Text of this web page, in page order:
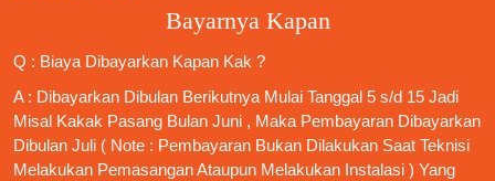
Bayarnya Kapan
Q : Biaya Dibayarkan Kapan Kak ?
A : Dibayarkan Dibulan Berikutnya Mulai Tanggal 5 s/d 15 Jadi
Misal Kakak Pasang Bulan Juni , Maka Pembayaran Dibayarkan
Dibulan Juli ( Note : Pembayaran Bukan Dilakukan Saat Teknisi
Melakukan Pemasangan Ataupun Melakukan Instalasi ) Yang